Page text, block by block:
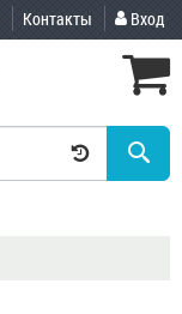
Контакты Вход